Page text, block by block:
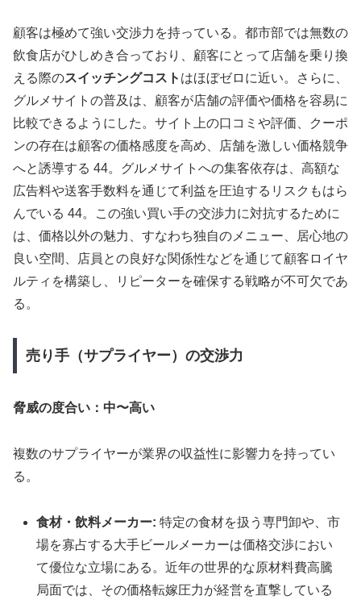
顧客は極めて強い交渉力を持っている。都市部では無数の
飲食店がひしめき合っており、顧客にとって店舗を乗り換
える際のスイッチングコスト はほぼゼロに近い。さらに、
グルメサイトの普及は、顧客が店舗の評価や価格を容易に
比較できるようにした。サイト上の口コミや評価、クーポ
ンの存在は顧客の価格感度を高め、店舗を激しい価格競争
へと誘導する 44。グルメサイトへの集客依存は、高額な
広告料や送客手数料を通じて利益を圧迫するリスクもはら
んでいる 44。この強い買い手の交渉力に対抗するために
は、価格以外の魅力、すなわち独自のメニュー、居心地の
良い空間、店員との良好な関係性などを通じて顧客ロイヤ
ルティを構築し、リピーターを確保する戦略が不可欠であ
る。
売り手（サプライヤー）の交渉力
脅威の度合い：中〜高い
複数のサプライヤーが業界の収益性に影響力を持ってい
る。
食材・飲料メーカー: 特定の食材を扱う専門卸や、市
場を寡占する大手ビールメーカーは価格交渉におい
て優位な立場にある。近年の世界的な原材料費高騰
局面では、その価格転嫁圧力が経営を直撃している